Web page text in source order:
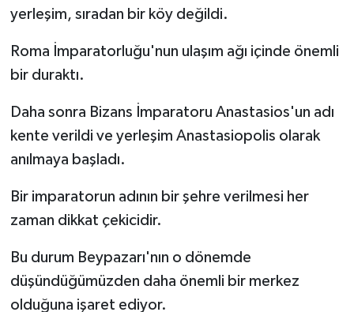
yerleşim, sıradan bir köy değildi.
Roma İmparatorluğu'nun ulaşım ağı içinde önemli
bir duraktı.
Daha sonra Bizans İmparatoru Anastasios'un adı
kente verildi ve yerleşim Anastasiopolis olarak
anılmaya başladı.
Bir imparatorun adının bir şehre verilmesi her
zaman dikkat çekicidir.
Bu durum Beypazarı'nın o dönemde
düşündüğümüzden daha önemli bir merkez
olduğuna işaret ediyor.